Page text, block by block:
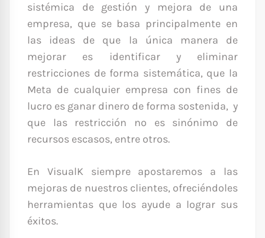
sistémica de gestión y mejora de una
empresa, que se basa principalmente en
las ideas de que la única manera de
mejorar es identificar y eliminar
restricciones de forma sistemática, que la
Meta de cualquier empresa con fines de
lucro es ganar dinero de forma sostenida, y
que las restricción no es sinónimo de
recursos escasos, entre otros.
En VisualK siempre apostaremos a las
mejoras de nuestros clientes, ofreciéndoles
herramientas que los ayude a lograr sus
éxitos.